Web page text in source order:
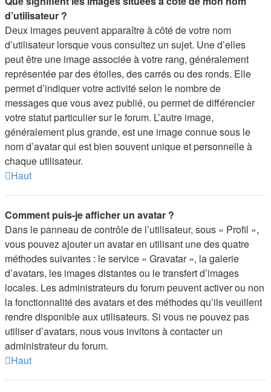
d’utilisateur ?
Deux images peuvent apparaître à côté de votre nom
d’utilisateur lorsque vous consultez un sujet. Une d’elles
peut être une image associée à votre rang, généralement
représentée par des étoiles, des carrés ou des ronds. Elle
permet d’indiquer votre activité selon le nombre de
messages que vous avez publié, ou permet de différencier
votre statut particulier sur le forum. L’autre image,
généralement plus grande, est une image connue sous le
nom d’avatar qui est bien souvent unique et personnelle à
chaque utilisateur.
Haut
Comment puis-je afficher un avatar ?
Dans le panneau de contrôle de l’utilisateur, sous « Profil »,
vous pouvez ajouter un avatar en utilisant une des quatre
méthodes suivantes : le service « Gravatar », la galerie
d’avatars, les images distantes ou le transfert d’images
locales. Les administrateurs du forum peuvent activer ou non
la fonctionnalité des avatars et des méthodes qu’ils veuillent
rendre disponible aux utilisateurs. Si vous ne pouvez pas
utiliser d’avatars, nous vous invitons à contacter un
administrateur du forum.
Haut